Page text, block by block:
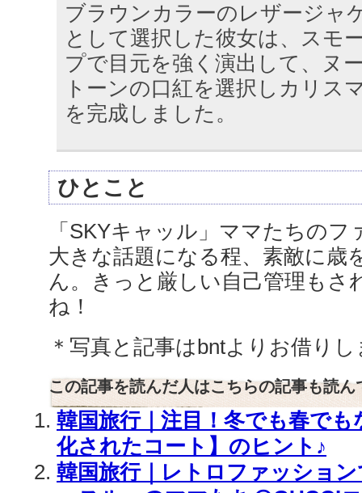
ブラウンカラーのレザージャ
として選択した彼女は、スモ
プで目元を強く演出して、ヌ
トーンの口紅を選択しカリス
を完成しました。
ひとこと
「SKYキャッル」ママたちの
大きな話題になる程、素敵に歳
ん。きっと厳しい自己管理もさ
ね！
＊写真と記事はbntよりお借り
この記事を読んだ人はこちらの記事も読ん
韓国旅行｜注目！冬でも春で
化されたコート】のヒント♪
韓国旅行｜レトロファッショ